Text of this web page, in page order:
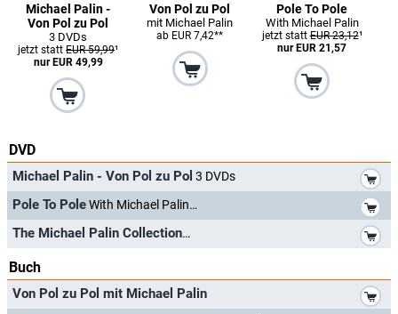
Michael Palin -
Von Pol zu Pol
3 DVDs
jetzt stattEUR 59,99¹
nur EUR 49,99
Von Pol zu Pol
mit Michael Palin
ab EUR 7,42**
Pole To Pole
With Michael Palin
jetzt stattEUR 23,12¹
nur EUR 21,57
DVD
Michael Palin - Von Pol zu Pol 3 DVDs
Pole To PoleWith Michael Palin
The Michael Palin Collection
Buch
Von Pol zu Pol mit Michael Palin